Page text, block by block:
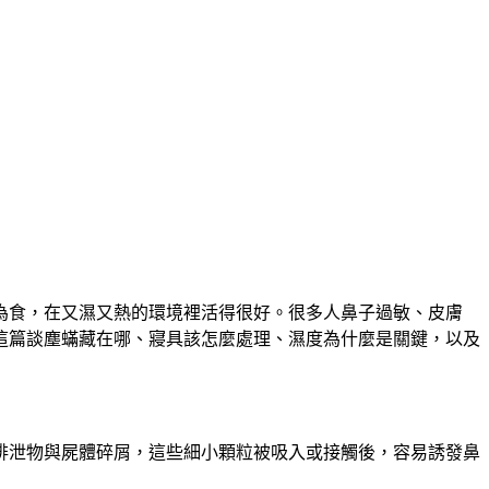
，在又濕又熱的環境裡活得很好。很多人鼻子過敏、皮膚
談塵蟎藏在哪、寢具該怎麼處理、濕度為什麼是關鍵，以及
物與屍體碎屑，這些細小顆粒被吸入或接觸後，容易誘發鼻